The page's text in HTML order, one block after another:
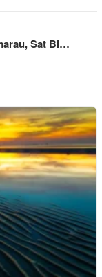
Sat Bi…